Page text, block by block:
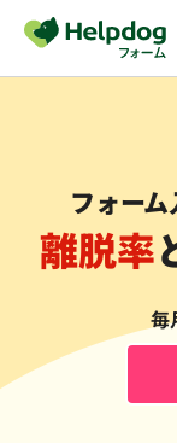
フォーム
離脱率
毎